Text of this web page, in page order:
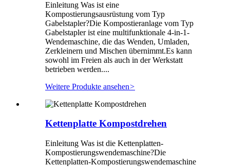
Einleitung Was ist eine
Kompostierungsausrüstung vom Typ
Gabelstapler?Die Kompostieranlage vom Typ
Gabelstapler ist eine multifunktionale 4-in-1-
Wendemaschine, die das Wenden, Umladen,
Zerkleinern und Mischen übernimmt.Es kann
sowohl im Freien als auch in der Werkstatt
betrieben werden....
Weitere Produkte ansehen>
Kettenplatte Kompostdrehen
Einleitung Was ist die Kettenplatten-
Kompostierungswendemaschine?Die
Kettenplatten-Kompostierungswendemaschine